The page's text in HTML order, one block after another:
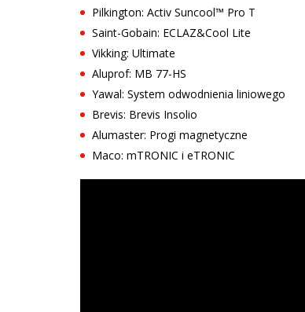
Pilkington: Activ Suncool™ Pro T
Saint-Gobain: ECLAZ&Cool Lite
Vikking: Ultimate
Aluprof: MB 77-HS
Yawal: System odwodnienia liniowego
Brevis: Brevis Insolio
Alumaster: Progi magnetyczne
Maco: mTRONIC i eTRONIC